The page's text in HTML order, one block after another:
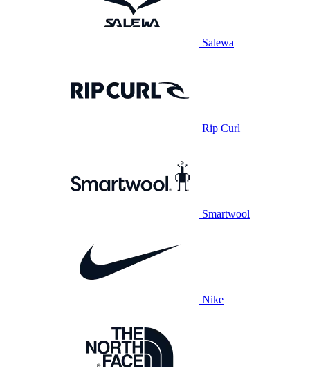
Salewa
Rip Curl
Smartwool
Nike